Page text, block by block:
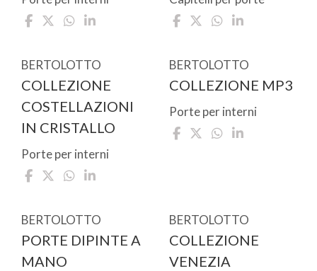
BERTOLOTTO
COLLEZIONE
COSTELLAZIONI
IN CRISTALLO
Porte per interni
BERTOLOTTO
COLLEZIONE MP3
Porte per interni
BERTOLOTTO
PORTE DIPINTE A
MANO
BERTOLOTTO
COLLEZIONE
VENEZIA